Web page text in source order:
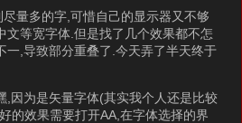
量多的字,可惜自己的显示器又不够
文等宽字体.但是找了几个效果都不怎
一,导致部分重叠了.今天弄了半天终于
,因为是矢量字体(其实我个人还是比较
的效果需要打开AA,在字体选择的界